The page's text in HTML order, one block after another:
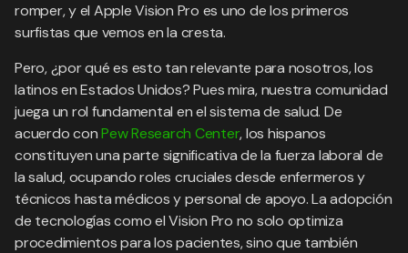
romper, y el Apple Vision Pro es uno de los primeros
surfistas que vemos en la cresta.
Pero, ¿por qué es esto tan relevante para nosotros, los
latinos en Estados Unidos? Pues mira, nuestra comunidad
juega un rol fundamental en el sistema de salud. De
acuerdo conPew Research Center, los hispanos
constituyen una parte significativa de la fuerza laboral de
la salud, ocupando roles cruciales desde enfermeros y
técnicos hasta médicos y personal de apoyo. La adopción
de tecnologías como el Vision Pro no solo optimiza
procedimientos para los pacientes, sino que también